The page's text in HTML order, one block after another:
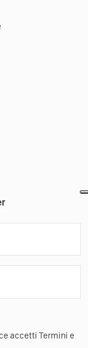
accetti Termini e